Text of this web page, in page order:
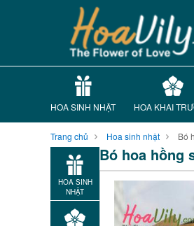
HOA SINH NHẬT HOA KHAI
Trang chủ Hoa sinh nhật Bó
HOA SINH
NHẬT
Bó hoa hồng